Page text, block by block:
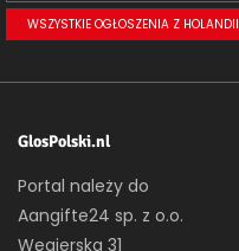
WSZYSTKIE OGŁOSZENIA Z HOLANDII
GlosPolski.nl
Portal należy do
Aangifte24 sp. z o.o.
Węgierska 31